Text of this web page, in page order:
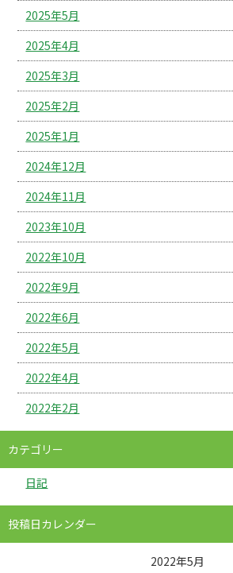
2025年5月
2025年4月
2025年3月
2025年2月
2025年1月
2024年12月
2024年11月
2023年10月
2022年10月
2022年9月
2022年6月
2022年5月
2022年4月
2022年2月
カテゴリー
日記
投稿日カレンダー
2022年5月